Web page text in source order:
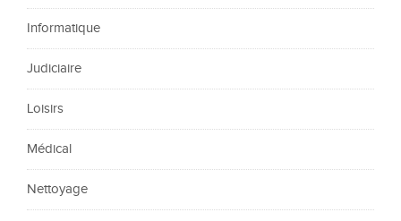
Informatique
Judiciaire
Loisirs
Médical
Nettoyage